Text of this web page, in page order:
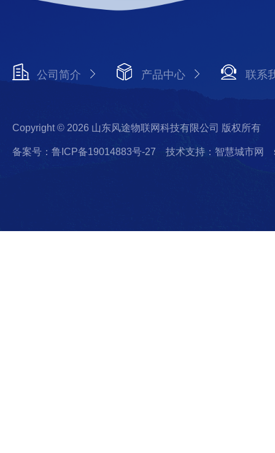
公司简介 产品中心 联系
Copyright © 2026 山东风途物联网科技有限公司 版权所有
备案号：鲁ICP备19014883号-27 技术支持：智慧城市网